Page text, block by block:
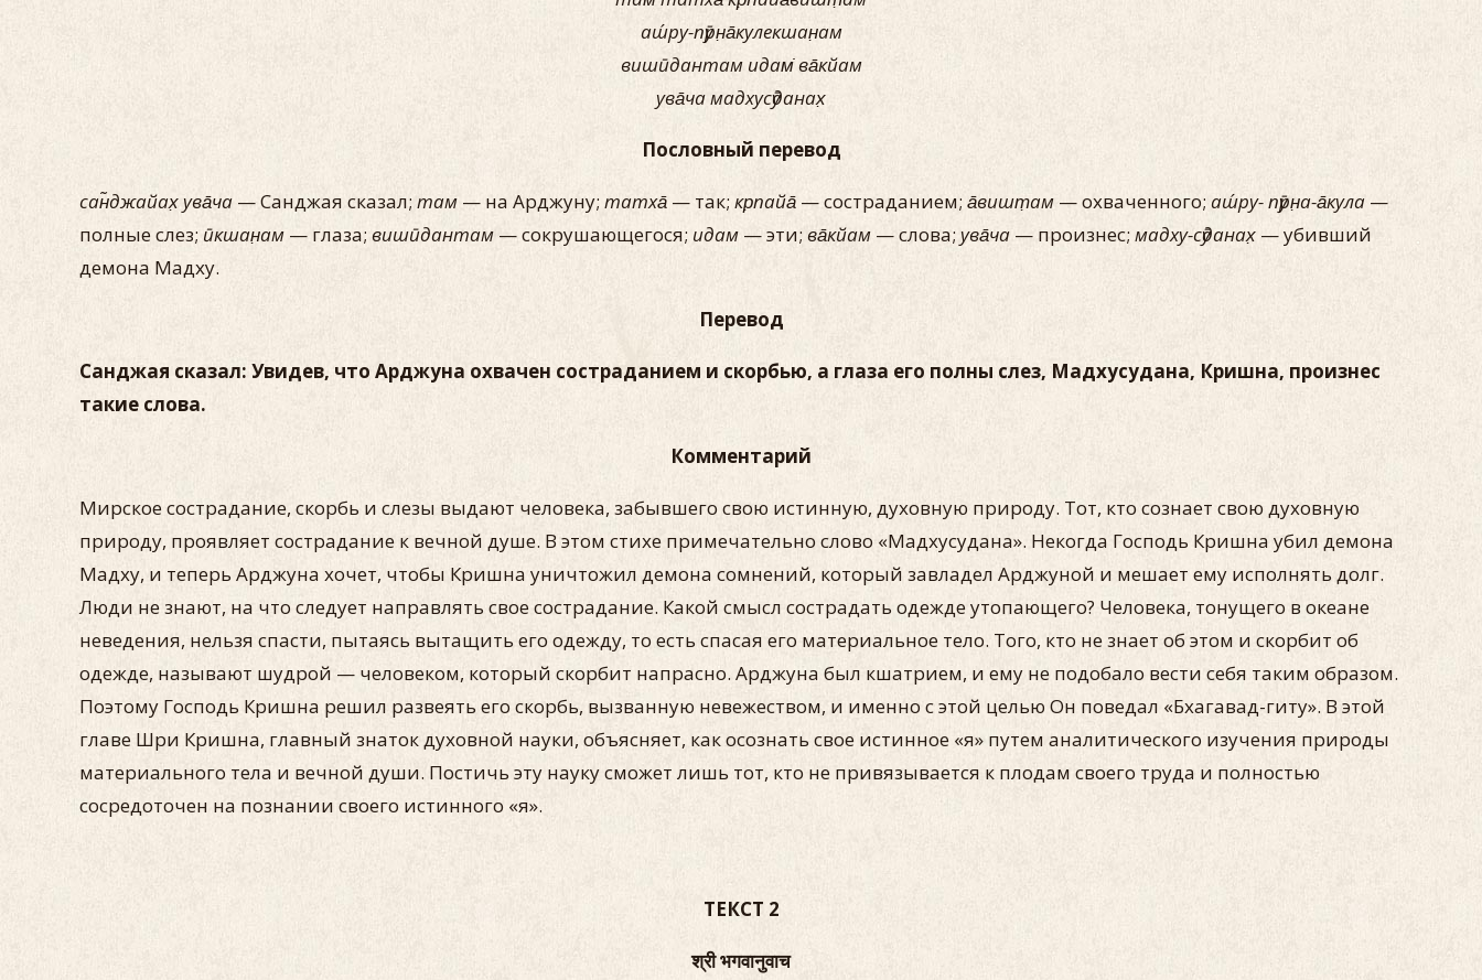
аш́ру-пӯрн̣а̄кулекшан̣ам
вишӣдантам идам̇ ва̄кйам
ува̄ча мадхусӯданах̣
Пословный перевод
сан̃джайах̣ ува̄ча — Санджая сказал; там — на Арджуну; татха̄ — так; кр̣пайа̄ — состраданием; а̄вишт̣ам — охваченного; аш́ру- пӯрн̣а-а̄кула —
полные слез; ӣкшан̣ам — глаза; вишӣдантам — сокрушающегося; идам — эти; ва̄кйам — слова; ува̄ча — произнес;мадху-сӯданах̣ — убивший
демона Мадху.
Перевод
Санджая сказал: Увидев, что Арджуна охвачен состраданием и скорбью, а глаза его полны слез, Мадхусудана, Кришна, произнес
такие слова.
Комментарий
Мирское сострадание, скорбь и слезы выдают человека, забывшего свою истинную, духовную природу. Тот, кто сознает свою духовную
природу, проявляет сострадание к вечной душе. В этом стихе примечательно слово «Мадхусудана». Некогда Господь Кришна убил демона
Мадху, и теперь Арджуна хочет, чтобы Кришна уничтожил демона сомнений, который завладел Арджуной и мешает ему исполнять долг.
Люди не знают, на что следует направлять свое сострадание. Какой смысл сострадать одежде утопающего? Человека, тонущего в океане
неведения, нельзя спасти, пытаясь вытащить его одежду, то есть спасая его материальное тело. Того, кто не знает об этом и скорбит об
одежде, называют шудрой — человеком, который скорбит напрасно. Арджуна был кшатрием, и ему не подобало вести себя таким образом.
Поэтому Господь Кришна решил развеять его скорбь, вызванную невежеством, и именно с этой целью Он поведал «Бхагавад-гиту». В этой
главе Шри Кришна, главный знаток духовной науки, объясняет, как осознать свое истинное «я» путем аналитического изучения природы
материального тела и вечной души. Постичь эту науку сможет лишь тот, кто не привязывается к плодам своего труда и полностью
сосредоточен на познании своего истинного «я».
ТЕКСТ 2
श्री भगवानुवाच